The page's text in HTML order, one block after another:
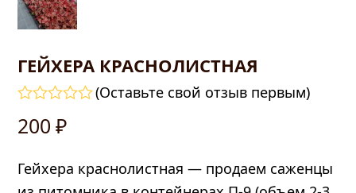
ГЕЙХЕРА КРАСНОЛИСТНАЯ
0
(Оставьте свой отзыв первым)
200₽
Гейхера краснолистная — продаем саженцы